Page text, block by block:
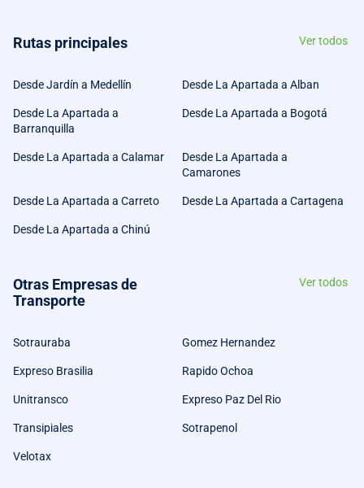
Rutas principales Ver todos
Desde Jardín a Medellín Desde La Apartada a Alban
Desde La Apartada a
Barranquilla
Desde La Apartada a Bogotá
Desde La Apartada a Calamar
Desde La Apartada a
Camarones
Desde La Apartada a Carreto Desde La Apartada a Cartagena
Desde La Apartada a Chinú
Otras Empresas de
Transporte
Ver todos
Sotrauraba Gomez Hernandez
Expreso Brasilia Rapido Ochoa
Unitransco Expreso Paz Del Rio
Transipiales Sotrapenol
Velotax